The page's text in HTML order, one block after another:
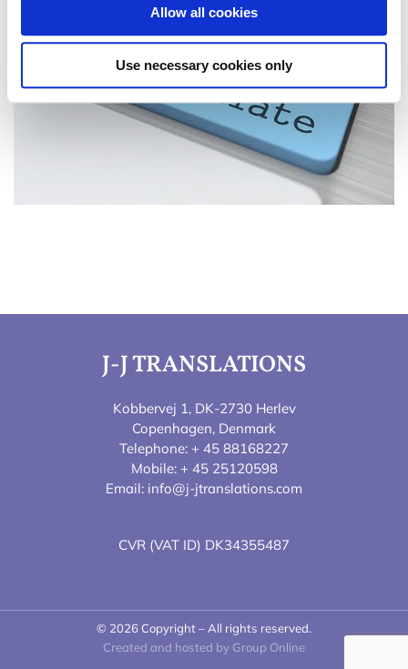
Allow all cookies
Use necessary cookies only
J-J TRANSLATIONS
Kobbervej 1, DK-2730 Herlev
Copenhagen, Denmark
Telephone: + 45 88168227
Mobile: + 45 25120598
Email: info@j-jtranslations.com
CVR (VAT ID) DK34355487
© 2026 Copyright – All rights reserved.
Created and hosted by Group Online